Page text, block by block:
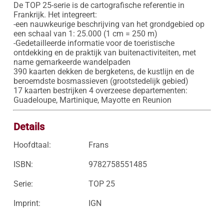
De TOP 25-serie is de cartografische referentie in
Frankrijk. Het integreert:
-een nauwkeurige beschrijving van het grondgebied op
een schaal van 1: 25.000 (1 cm = 250 m)
-Gedetailleerde informatie voor de toeristische
ontdekking en de praktijk van buitenactiviteiten, met
name gemarkeerde wandelpaden
390 kaarten dekken de bergketens, de kustlijn en de
beroemdste bosmassieven (grootstedelijk gebied)
17 kaarten bestrijken 4 overzeese departementen:
Guadeloupe, Martinique, Mayotte en Reunion
Details
Hoofdtaal: Frans
ISBN: 9782758551485
Serie: TOP 25
Imprint: IGN